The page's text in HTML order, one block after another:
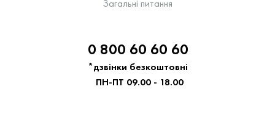
Загальні питання
*дзвінки безкоштовні
0 800 60 60 60
ПН-ПТ 09.00 - 18.00